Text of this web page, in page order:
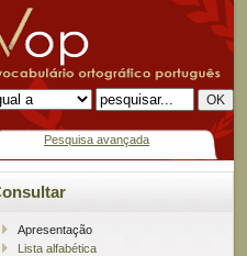
Pesquisa avançada
Apresentação
Lista alfabética